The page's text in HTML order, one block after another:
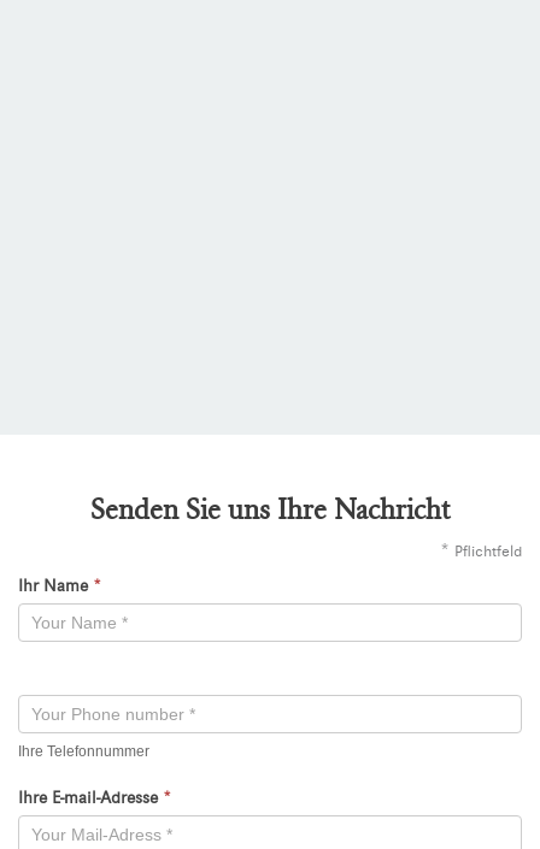
Senden Sie uns Ihre Nachricht
* Pflichtfeld
Kontaktformular
-
Ihr Name *
Ihre Telefonnummer
Ihre E-mail-Adresse *